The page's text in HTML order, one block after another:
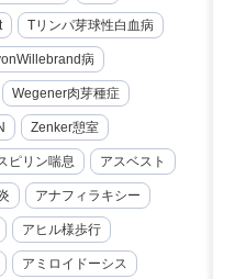
Tリンパ芽球性白血病
病
Wegener肉芽種症
Zenker憩室
ピリン喘息 アスベスト
アナフィラキシー
アヒル様歩行
アミロイドーシス